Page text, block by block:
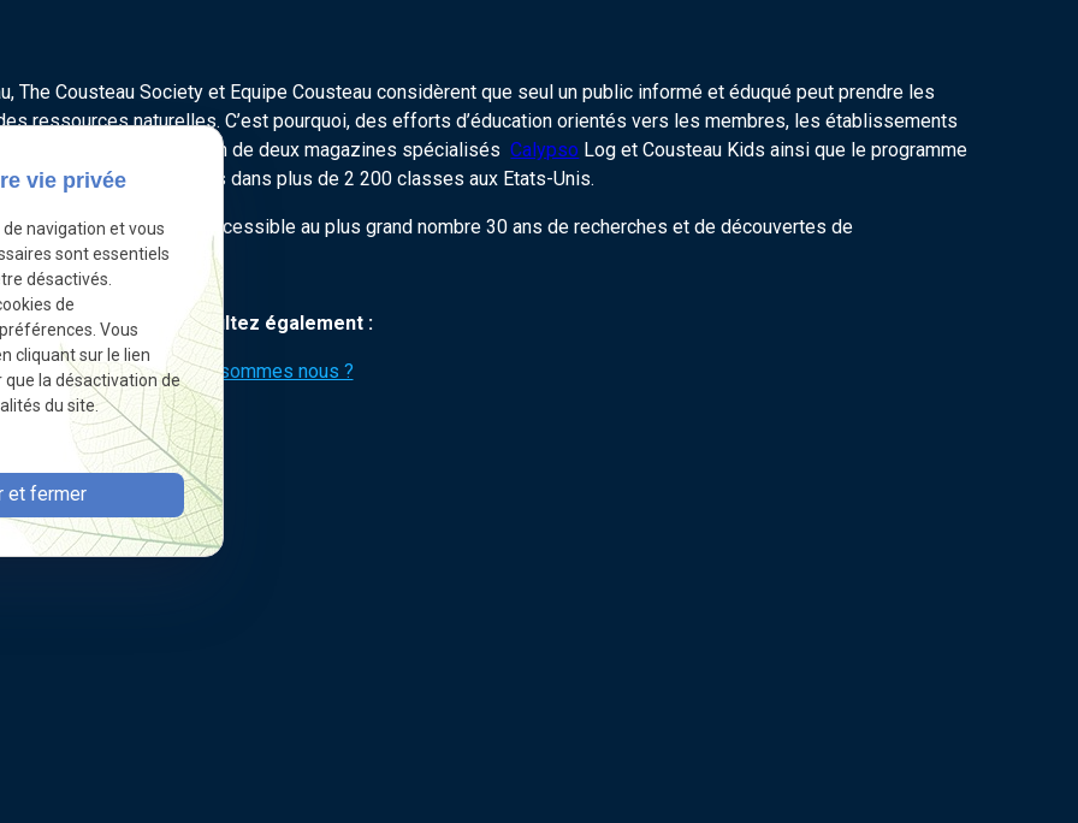
The Cousteau Society et Equipe Cousteau considèrent que seul un public informé et éduqué peut prendre les
ressources naturelles. C’est pourquoi, des efforts d’éducation orientés vers les membres, les établissements
incluant la publication de deux magazines spécialisésCalypso Log et Cousteau Kids ainsi que le programme
plus de 111 000 élèves dans plus de 2 200 classes aux Etats-Unis.
Internet pour rendre accessible au plus grand nombre 30 ans de recherches et de découvertes de
Consultez également :
Qui sommes nous ?
vie privée
navigation et vous
sont essentiels
désactivés.
de
Vous
cliquant sur le lien
que la désactivation de
du site.
et fermer